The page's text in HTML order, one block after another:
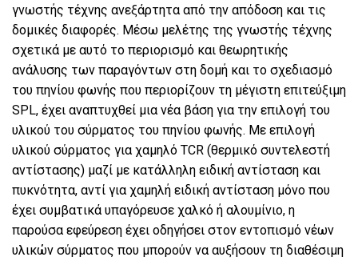
γνωστής τέχνης ανεξάρτητα από την απόδοση και τις
δομικές διαφορές. Μέσω μελέτης της γνωστής τέχνης
σχετικά με αυτό το περιορισμό και θεωρητικής
ανάλυσης των παραγόντων στη δομή και το σχεδιασμό
του πηνίου φωνής που περιορίζουν τη μέγιστη επιτεύξιμη
SPL, έχει αναπτυχθεί μια νέα βάση για την επιλογή του
υλικού του σύρματος του πηνίου φωνής. Με επιλογή
υλικού σύρματος για χαμηλό TCR (θερμικό συντελεστή
αντίστασης) μαζί με κατάλληλη ειδική αντίσταση και
πυκνότητα, αντί για χαμηλή ειδική αντίσταση μόνο που
έχει συμβατικά υπαγόρευσε χαλκό ή αλουμίνιο, η
παρούσα εφεύρεση έχει οδηγήσει στον εντοπισμό νέων
υλικών σύρματος που μπορούν να αυξήσουν τη διαθέσιμη